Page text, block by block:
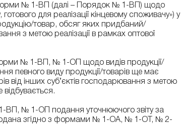
форми № 1-ВП (далі – Порядок № 1-ВП) щодо
для реалізації кінцевому споживачу») у
товар, обсяг яких придбаний/
з метою реалізації в рамках оптової
№ 1-ВП, № 1-ОП щодо видів продукції/
певного виду продукції/товарів ще має
від інших суб’єктів господарювання з метою
відбувається.
№ 1-ОП подання уточнюючого звіту за
подана згідно з формами № 1-ОА, № 1-ОТ, № 2-